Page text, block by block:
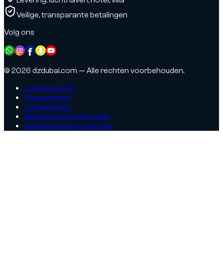
Veilige, transparante betalingen
Volg ons
© 2026 dzdubai.com — Alle rechten voorbehouden.
Juridische info
Privacybeleid
Cookiebeleid
Algemene voorwaarden
Beeldrechten en licenties